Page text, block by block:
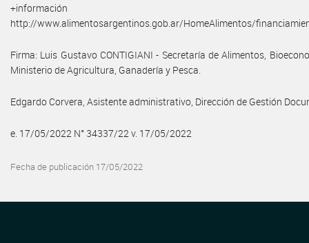
http://www.alimentosargentinos.gob.ar/HomeAlimentos/
Firma: Luis Gustavo CONTIGIANI - Secretaría de Alimentos,
Ministerio de Agricultura, Ganadería y Pesca.
Edgardo Corvera, Asistente administrativo, Dirección de Gestión
e. 17/05/2022 N° 34337/22 v. 17/05/2022
Fecha de publicación 17/05/2022